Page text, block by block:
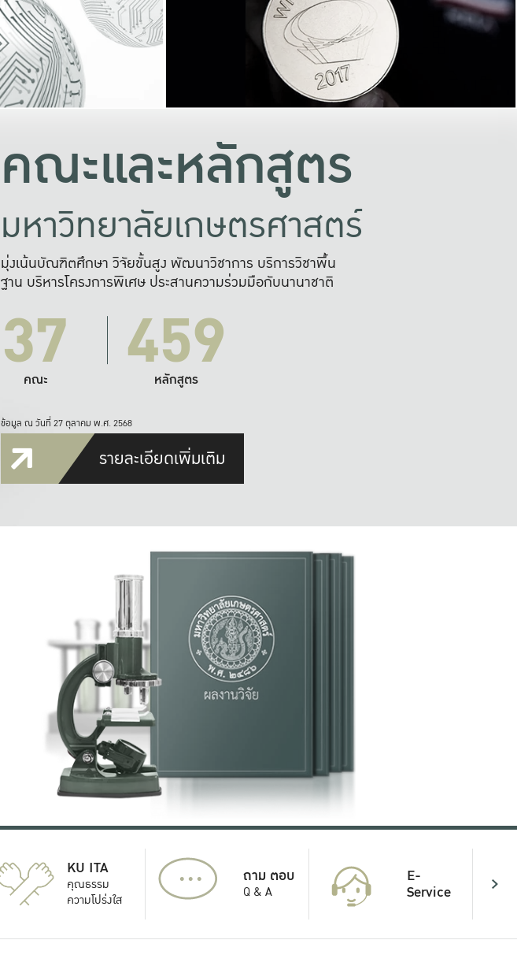
มองปัญหาในภาพกว้าง
แก้ไขจากปัญหาจุดเล็กๆ
เพื่อการทำงานแ
คณะและหลักสูตร
มหาวิทยาลัยเกษตรศาสตร์
มุ่งเน้นบัณฑิตศึกษา วิจัยขั้นสูง พัฒนาวิชาการ บริการวิชาพื้น
ฐาน บริหารโครงการพิเศษ ประสานความร่วมมือกับนานาชาติ
37
คณะ 459
หลักสูตร
ข้อมูล ณ วันที่ 27 ตุลาคม พ.ศ. 2568
รายละเอียดเพิ่มเติม
KU ITA
คุณธรรม
ความโปร่งใส
... ถาม ตอบ
Q & A
E-
Service